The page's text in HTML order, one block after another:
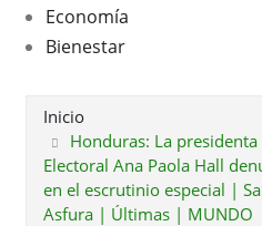
Economía
Bienestar
Inicio
Honduras: La
Electoral Ana Paola Hall
en el escrutinio especial |
Asfura | Últimas | MUNDO